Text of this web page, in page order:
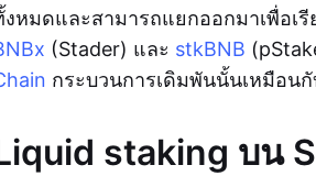
งหมดและสามารถแยกออกมาเพื่อเ
(Stader) และ stkBNB
กระบวนการเดิมพันนั้นเหมือน
staking บน